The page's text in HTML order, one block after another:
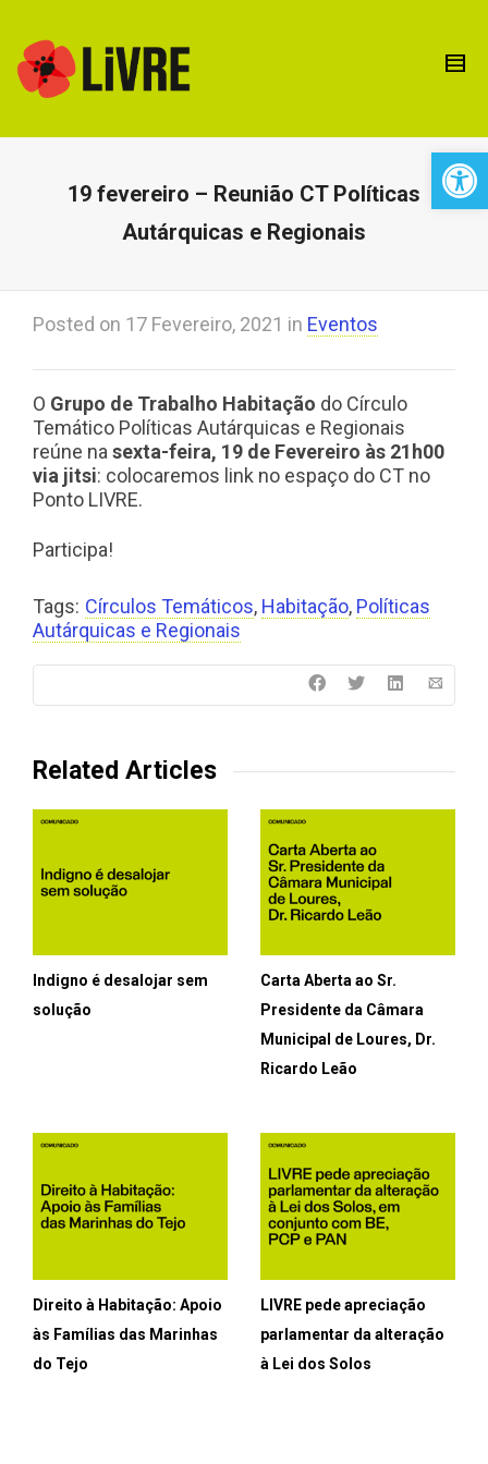
19 fevereiro – Reunião CT Políticas
Autárquicas e Regionais
Posted on 17 Fevereiro, 2021 in Eventos
O Grupo de Trabalho Habitação do Círculo
Temático Políticas Autárquicas e Regionais
reúne na sexta-feira, 19 de Fevereiro às 21h00
via jitsi: colocaremos link no espaço do CT no
Ponto LIVRE.
Participa!
Tags: Círculos Temáticos, Habitação, Políticas
Autárquicas e Regionais
Related Articles
Indigno é desalojar sem
solução
Carta Aberta ao Sr.
Presidente da Câmara
Municipal de Loures, Dr.
Ricardo Leão
Direito à Habitação: Apoio
às Famílias das Marinhas
do Tejo
LIVRE pede apreciação
parlamentar da alteração
à Lei dos Solos